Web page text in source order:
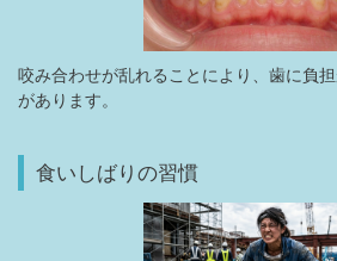
咬み合わせが乱れることにより、歯に負
があります。
食いしばりの習慣